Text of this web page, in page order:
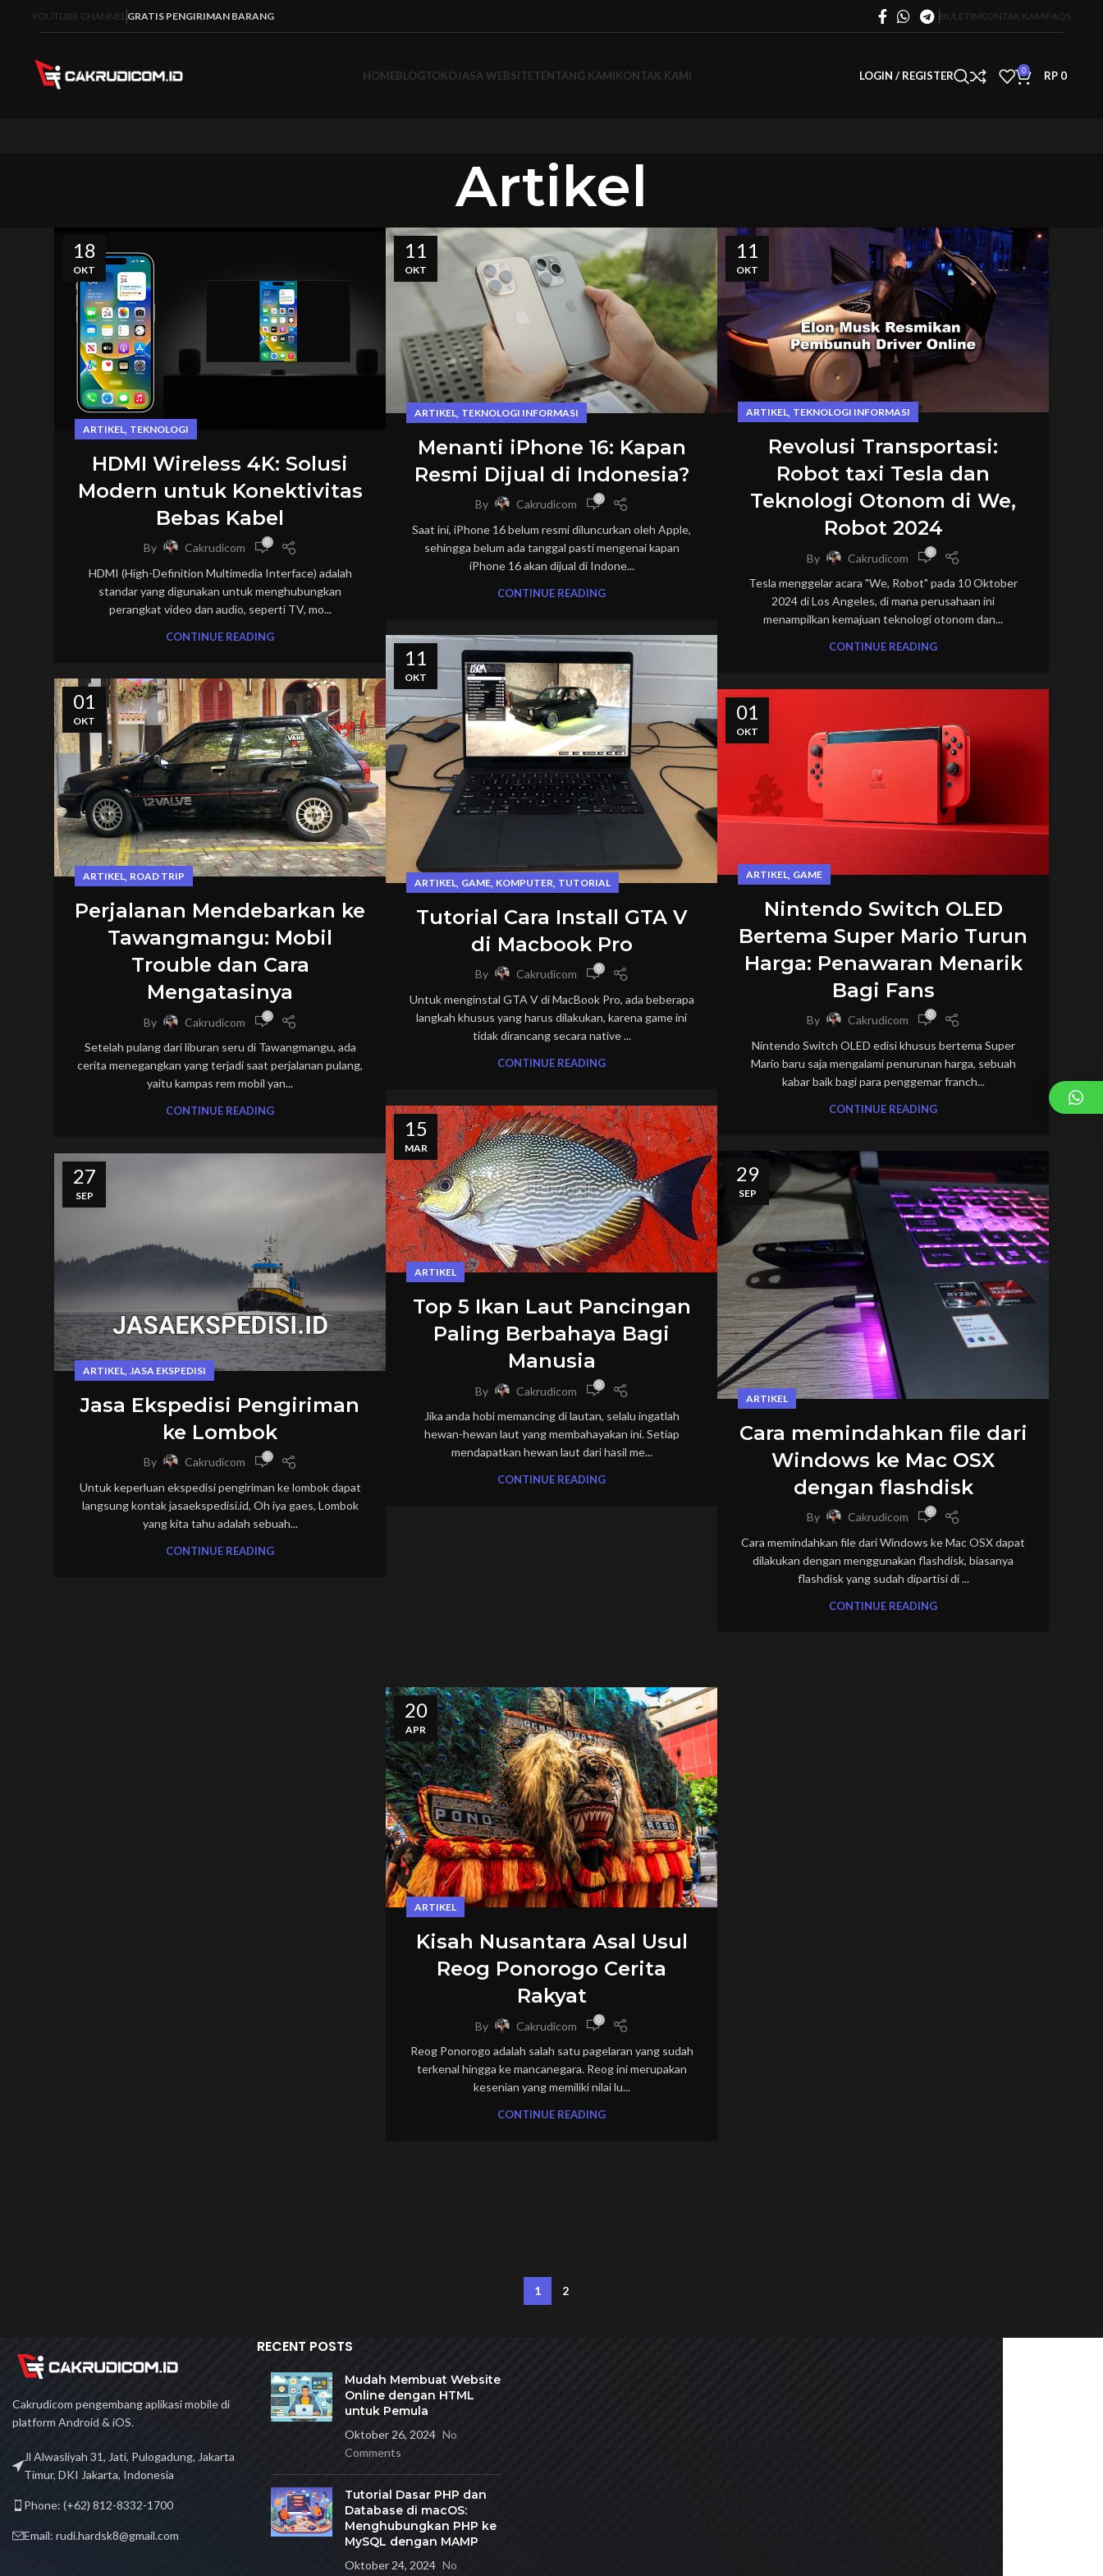
YOUTUBE CHANNEL GRATIS PENGIRIMAN BARANG BULETINKONTAK KAMIFAQS
HOMEBLOGTOKOJASA WEBSITETENTANG KAMIKONTAK KAMI LOGIN / REGISTER 0 RP 0
Artikel
18
OKT
ARTIKEL, TEKNOLOGI
HDMI Wireless 4K: Solusi
Modern untuk Konektivitas
Bebas Kabel
By Cakrudicom 0
HDMI (High-Definition Multimedia Interface) adalah
standar yang digunakan untuk menghubungkan
perangkat video dan audio, seperti TV, mo...
CONTINUE READING
11
OKT
ARTIKEL, TEKNOLOGI INFORMASI
Menanti iPhone 16: Kapan
Resmi Dijual di Indonesia?
By Cakrudicom 0
Saat ini, iPhone 16 belum resmi diluncurkan oleh Apple,
sehingga belum ada tanggal pasti mengenai kapan
iPhone 16 akan dijual di Indone...
CONTINUE READING
11
OKT
ARTIKEL, TEKNOLOGI INFORMASI
Revolusi Transportasi:
Robot taxi Tesla dan
Teknologi Otonom di We,
Robot 2024
By Cakrudicom 0
Tesla menggelar acara "We, Robot" pada 10 Oktober
2024 di Los Angeles, di mana perusahaan ini
menampilkan kemajuan teknologi otonom dan...
CONTINUE READING
11
OKT
ARTIKEL, GAME, KOMPUTER, TUTORIAL
Tutorial Cara Install GTA V
di Macbook Pro
By Cakrudicom 0
Untuk menginstal GTA V di MacBook Pro, ada beberapa
langkah khusus yang harus dilakukan, karena game ini
tidak dirancang secara native ...
CONTINUE READING
01
OKT
ARTIKEL, ROAD TRIP
Perjalanan Mendebarkan ke
Tawangmangu: Mobil
Trouble dan Cara
Mengatasinya
By Cakrudicom 0
Setelah pulang dari liburan seru di Tawangmangu, ada
cerita menegangkan yang terjadi saat perjalanan pulang,
yaitu kampas rem mobil yan...
CONTINUE READING
01
OKT
ARTIKEL, GAME
Nintendo Switch OLED
Bertema Super Mario Turun
Harga: Penawaran Menarik
Bagi Fans
By Cakrudicom 0
Nintendo Switch OLED edisi khusus bertema Super
Mario baru saja mengalami penurunan harga, sebuah
kabar baik bagi para penggemar franch...
CONTINUE READING
15
MAR
ARTIKEL
Top 5 Ikan Laut Pancingan
Paling Berbahaya Bagi
Manusia
By Cakrudicom 0
Jika anda hobi memancing di lautan, selalu ingatlah
hewan-hewan laut yang membahayakan ini. Setiap
mendapatkan hewan laut dari hasil me...
CONTINUE READING
29
SEP
ARTIKEL
Cara memindahkan file dari
Windows ke Mac OSX
dengan flashdisk
By Cakrudicom 0
Cara memindahkan file dari Windows ke Mac OSX dapat
dilakukan dengan menggunakan flashdisk, biasanya
flashdisk yang sudah dipartisi di ...
CONTINUE READING
27
SEP
ARTIKEL, JASA EKSPEDISI
Jasa Ekspedisi Pengiriman
ke Lombok
By Cakrudicom 0
Untuk keperluan ekspedisi pengiriman ke lombok dapat
langsung kontak jasaekspedisi.id, Oh iya gaes, Lombok
yang kita tahu adalah sebuah...
CONTINUE READING
20
APR
ARTIKEL
Kisah Nusantara Asal Usul
Reog Ponorogo Cerita
Rakyat
By Cakrudicom 0
Reog Ponorogo adalah salah satu pagelaran yang sudah
terkenal hingga ke mancanegara. Reog ini merupakan
kesenian yang memiliki nilai lu...
CONTINUE READING
1 2
Cakrudicom pengembang aplikasi mobile di
platform Android & iOS.
Jl Alwasliyah 31, Jati, Pulogadung, Jakarta
Timur, DKI Jakarta, Indonesia
Phone: (+62) 812-8332-1700
Email: rudi.hardsk8@gmail.com
RECENT POSTS
Mudah Membuat Website
Online dengan HTML
untuk Pemula
Oktober 26, 2024 No
Comments
Tutorial Dasar PHP dan
Database di macOS:
Menghubungkan PHP ke
MySQL dengan MAMP
Oktober 24, 2024 No